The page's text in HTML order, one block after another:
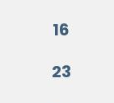
16
23